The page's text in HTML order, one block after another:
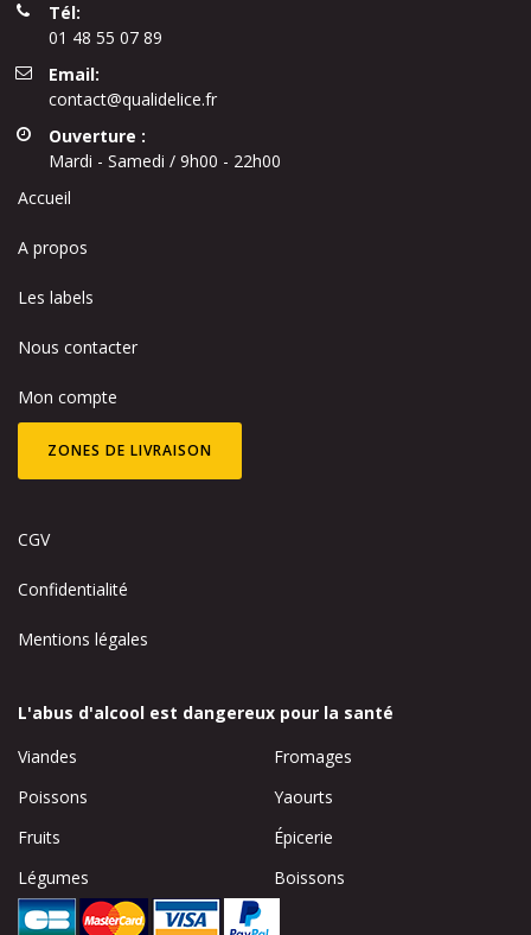
Tél:
01 48 55 07 89
Email:
contact@qualidelice.fr
Ouverture :
Mardi - Samedi / 9h00 - 22h00
Accueil
A propos
Les labels
Nous contacter
Mon compte
ZONES DE LIVRAISON
CGV
Confidentialité
Mentions légales
L'abus d'alcool est dangereux pour la santé
Viandes
Poissons
Fruits
Légumes
Fromages
Yaourts
Épicerie
Boissons